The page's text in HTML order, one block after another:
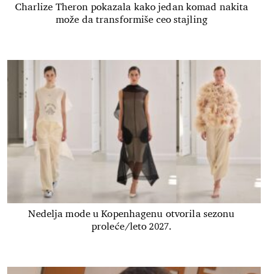
Charlize Theron pokazala kako jedan komad nakita
može da transformiše ceo stajling
Nedelja mode u Kopenhagenu otvorila sezonu
proleće/leto 2027.